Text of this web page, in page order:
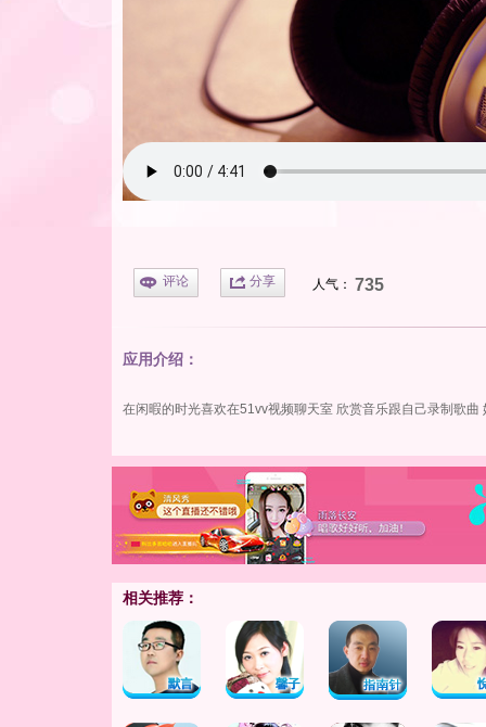
评论 分享 人气： 735
应用介绍：
在闲暇的时光喜欢在51vv视频聊天室 欣赏音乐跟自己录制歌
相关推荐：